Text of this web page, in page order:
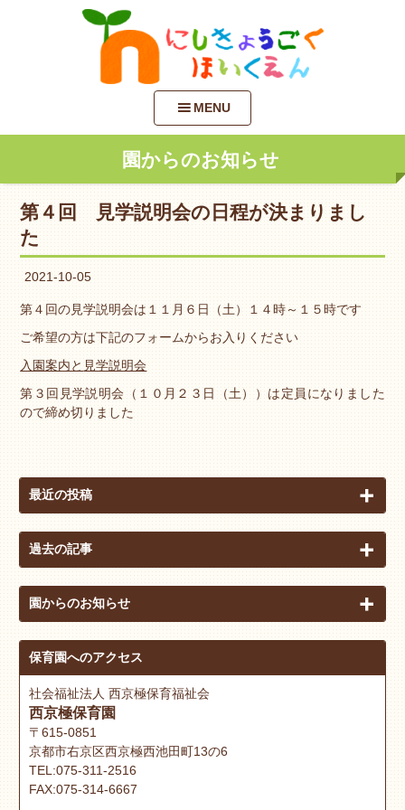
MENU
園からのお知らせ
第４回 見学説明会の日程が決まりまし
た
2021-10-05
第４回の見学説明会は１１月６日（土）１４時～１５時です
ご希望の方は下記のフォームからお入りください
入園案内と 見学説明会
第３回見学説明会（１０月２３日（土））は定員になりました
ので締め切りました
最近の投稿
過去の記事
園からのお知らせ
保育園へのアクセス
社会福祉法人 西京極保育福祉会
西京極保育園
〒615-0851
京都市右京区西京極西池田町13の6
TEL:075-311-2516
FAX:075-314-6667